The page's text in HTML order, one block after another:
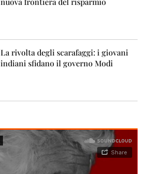
La rivolta degli scarafaggi: i giovani
indiani sfidano il governo Modi